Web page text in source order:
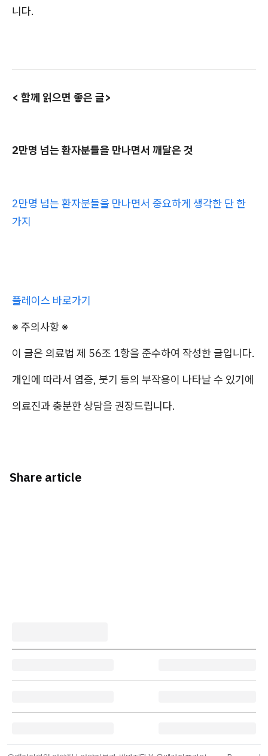
니다.
< 함께 읽으면 좋은 글>
2만명 넘는 환자분들을 만나면서 깨달은 것
2만명 넘는 환자분들을 만나면서 중요하게 생각한 단 한
가지
플레이스 바로가기
※ 주의사항 ※
이 글은 의료법 제 56조 1항을 준수하여 작성한 글입니다.
개인에 따라서 염증, 붓기 등의 부작용이 나타날 수 있기에
의료진과 충분한 상담을 권장드립니다.
Share article